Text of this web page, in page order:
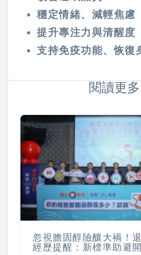
穩定情緒、減輕焦慮
提升專注力與清醒度
支持免疫功能、恢復
閱讀更多
忽視膽固醇險釀大禍！
經歷提醒：新標準助避